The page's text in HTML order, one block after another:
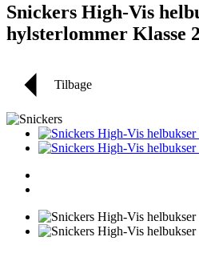
Snickers High-Vis
hylsterlommer Klasse 2
Tilbage